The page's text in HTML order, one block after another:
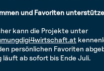
und Favoriten
kann die Projekte unter
persönlichen Favoriten
läuft ab sofort bis Ende Juli.